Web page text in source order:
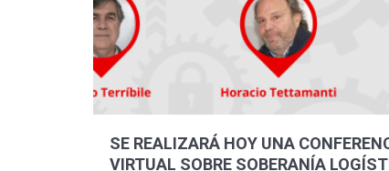
SE REALIZARÁ HOY UNA
VIRTUAL SOBRE SOBERANÍA